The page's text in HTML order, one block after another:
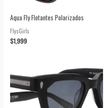
Aqua Fly Flotantes Polarizados
FlysGirls
$1,999